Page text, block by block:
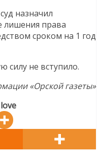
назначил
лишения права
сроком на 1 год
силу не вступило.
«Орской газеты»